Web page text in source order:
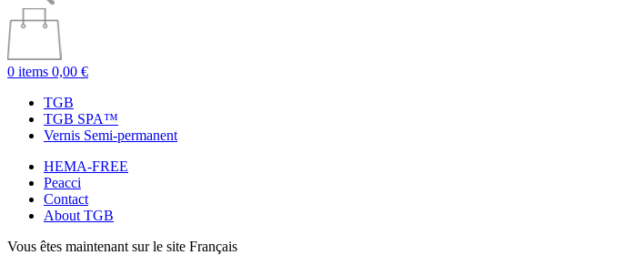
0 items 0,00 €
TGB
TGB SPA™
Vernis Semi-permanent
HEMA-FREE
Peacci
Contact
About TGB
Vous êtes maintenant sur le site Français